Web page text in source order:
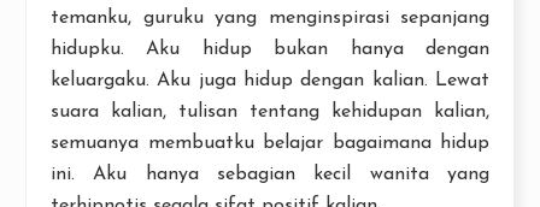
temanku, guruku yang menginspirasi sepanjang
hidupku. Aku hidup bukan hanya dengan
keluargaku. Aku juga hidup dengan kalian. Lewat
suara kalian, tulisan tentang kehidupan kalian,
semuanya membuatku belajar bagaimana hidup
ini. Aku hanya sebagian kecil wanita yang